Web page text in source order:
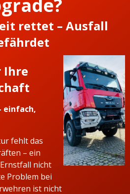
rettet – Ausfall
einfach,
fehlt das
– ein
nicht
Problem bei
ist nicht